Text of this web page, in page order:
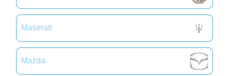
Maserati
Mazda